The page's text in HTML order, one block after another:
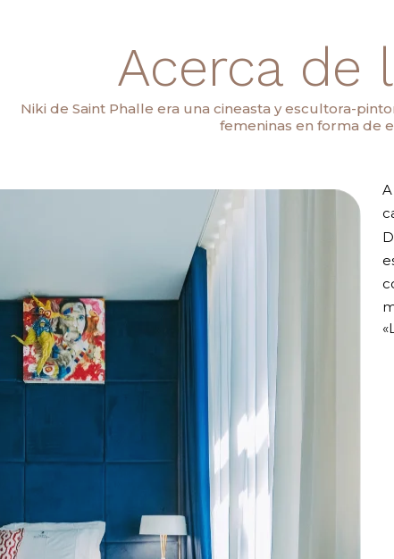
Acerca de
Niki de Saint Phalle era una cineasta y escultora-
femeninas en forma de